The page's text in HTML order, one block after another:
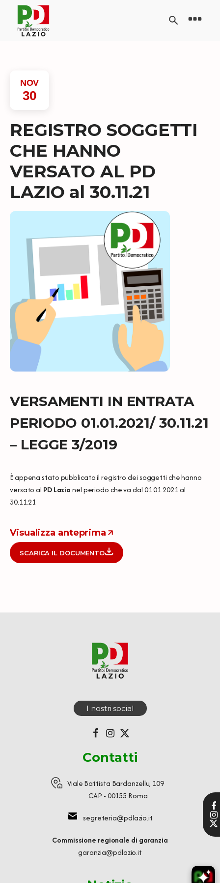
NOV
30
REGISTRO SOGGETTI
CHE HANNO
VERSATO AL PD
LAZIO al 30.11.21
VERSAMENTI IN ENTRATA
PERIODO 01.01.2021/ 30.11.21
– LEGGE 3/2019
È appena stato pubblicato il registro dei soggetti che hanno
versato al PD Lazionel periodo che va dal 01.01.2021 al
30.11.21
Visualizza anteprima
SCARICA IL DOCUMENTO
I nostri social
Contatti
Viale Battista Bardanzellu, 109
CAP - 00155 Roma
segreteria@pdlazio.it
Commissione regionale di garanzia
garanzia@pdlazio.it